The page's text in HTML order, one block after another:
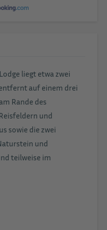
liegt etwa zwei
auf einem drei
Rande des
und
sowie die zwei
und
teilweise im